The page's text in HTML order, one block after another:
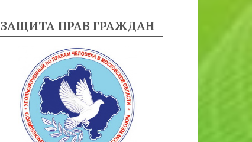
ЗАЩИТА ПРАВ ГРАЖДАН